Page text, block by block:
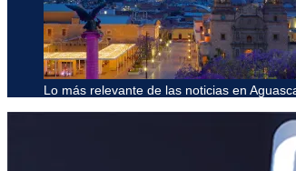
Lo más relevante de las noticias en